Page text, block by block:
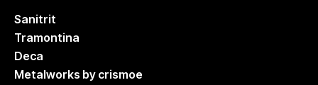
Sanitrit
Tramontina
Deca
Metalworks by crismoe